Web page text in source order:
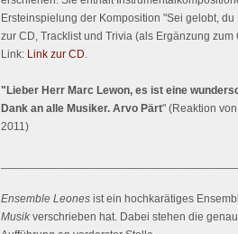
Ersteinspielung der Komposition "Sei gelobt,
zur CD, Tracklist und Trivia (als Ergänzung
Link: Link zur CD.
"Lieber Herr Marc Lewon, es ist eine
Dank an alle Musiker. Arvo Pärt" (Reaktion
2011)
Ensemble Leones ist ein hochkarätiges
Musikverschrieben hat. Dabei stehen die